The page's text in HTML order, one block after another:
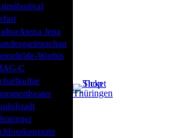
Jena
Worbis
C